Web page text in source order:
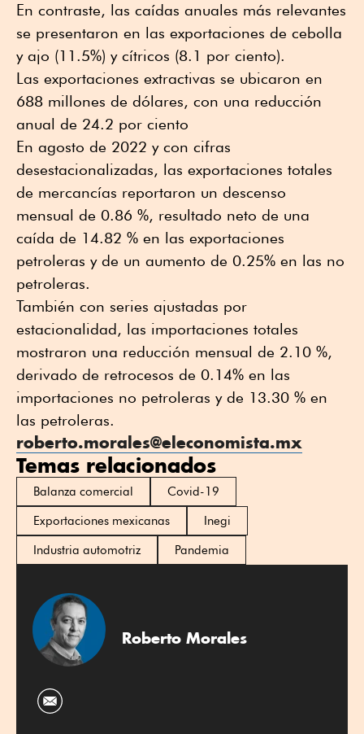
En contraste, las caídas anuales más relevantes
se presentaron en las exportaciones de cebolla
y ajo (11.5%) y cítricos (8.1 por ciento).
Las exportaciones extractivas se ubicaron en
688 millones de dólares, con una reducción
anual de 24.2 por ciento
En agosto de 2022 y con cifras
desestacionalizadas, las exportaciones totales
de mercancías reportaron un descenso
mensual de 0.86 %, resultado neto de una
caída de 14.82 % en las exportaciones
petroleras y de un aumento de 0.25% en las no
petroleras.
También con series ajustadas por
estacionalidad, las importaciones totales
mostraron una reducción mensual de 2.10 %,
derivado de retrocesos de 0.14% en las
importaciones no petroleras y de 13.30 % en
las petroleras.
roberto.morales@eleconomista.mx
Temas relacionados
Balanza comercial
Covid-19
Exportaciones mexicanas
Inegi
Industria automotriz
Pandemia
Roberto Morales